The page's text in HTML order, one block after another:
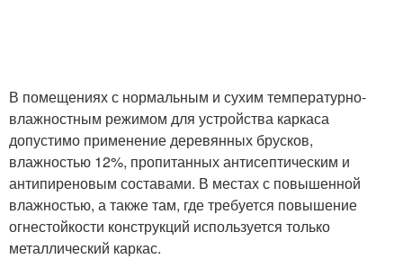
В помещениях с нормальным и сухим температурно-
влажностным режимом для устройства каркаса
допустимо применение деревянных брусков,
влажностью 12%, пропитанных антисептическим и
антипиреновым составами. В местах с повышенной
влажностью, а также там, где требуется повышение
огнестойкости конструкций используется только
металлический каркас.